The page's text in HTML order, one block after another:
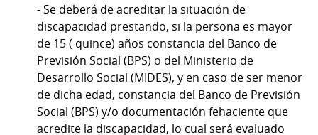
- Se deberá de acreditar la situación de
discapacidad prestando, si la persona es mayor
de 15 ( quince) años constancia del Banco de
Previsión Social (BPS) o del Ministerio de
Desarrollo Social (MIDES), y en caso de ser menor
de dicha edad, constancia del Banco de Previsión
Social (BPS) y/o documentación fehaciente que
acredite la discapacidad, lo cual será evaluado